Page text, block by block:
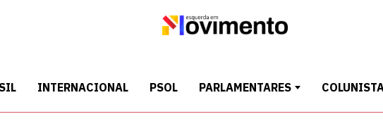
INTERNACIONAL PSOL PARLAMENTARES